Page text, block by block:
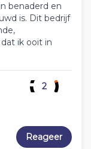
benaderd en
is. Dit bedrijf
ik ooit in
2
Reageer